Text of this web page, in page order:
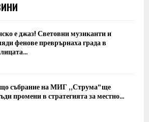
е джаз! Световни музиканти и
фенове преврърнаха града в
събрание на МИГ „Струма“ ще
промени в стратегията за местно...